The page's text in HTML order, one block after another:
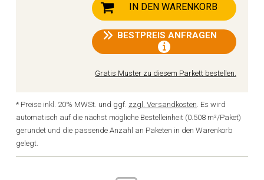
IN DEN WARENKORB
BESTPREIS ANFRAGEN
Gratis Muster zu diesem Parkett bestellen.
* Preise inkl. 20% MWSt. und ggf. zzgl. Versandkosten . Es wird
automatisch auf die nächst mögliche Bestelleinheit (0.508 m²/Paket)
gerundet und die passende Anzahl an Paketen in den Warenkorb
gelegt.